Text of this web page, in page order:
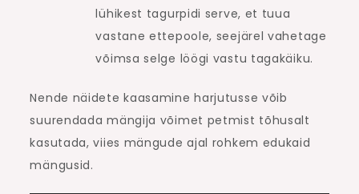
lühikest tagurpidi serve, et tuua
vastane ettepoole, seejärel vahetage
võimsa selge löögi vastu tagakäiku.
Nende näidete kaasamine harjutusse võib
suurendada mängija võimet petmist tõhusalt
kasutada, viies mängude ajal rohkem edukaid
mängusid.